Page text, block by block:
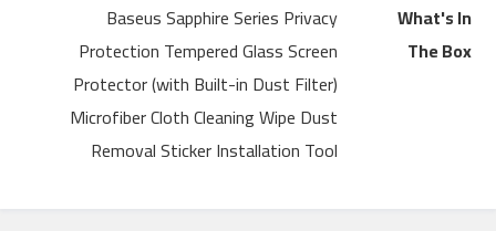
What's In
The Box
Baseus Sapphire Series Privacy
Protection Tempered Glass Screen
Protector (with Built-in Dust Filter)
Microfiber Cloth Cleaning Wipe Dust
Removal Sticker Installation Tool